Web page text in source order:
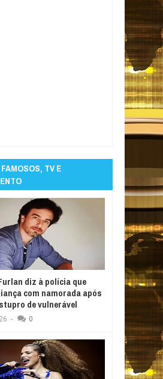
TV E
diz à polícia que
com namorada após
de vulnerável
- 0